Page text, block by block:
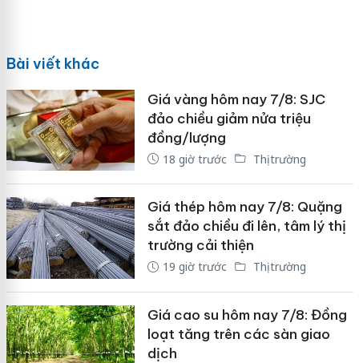
Bài viết khác
Giá vàng hôm nay 7/8: SJC
đảo chiều giảm nửa triệu
đồng/lượng
18 giờ trước Thị trường
Giá thép hôm nay 7/8: Quặng
sắt đảo chiều đi lên, tâm lý thị
trường cải thiện
19 giờ trước Thị trường
Giá cao su hôm nay 7/8: Đồng
loạt tăng trên các sàn giao
dịch